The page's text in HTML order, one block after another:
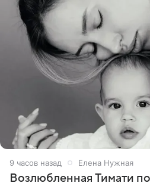
9 часов назад Елена Нужная
Возлюбленная Тимати